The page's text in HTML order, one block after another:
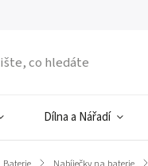
Dílna a Nářadí